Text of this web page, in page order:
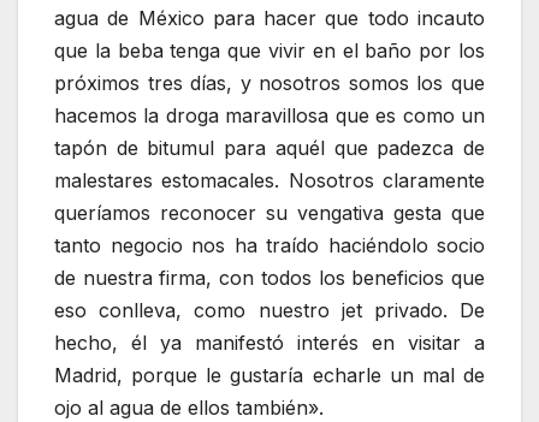
agua de México para hacer que todo incauto
que la beba tenga que vivir en el baño por los
próximos tres días, y nosotros somos los que
hacemos la droga maravillosa que es como un
tapón de bitumul para aquél que padezca de
malestares estomacales. Nosotros claramente
queríamos reconocer su vengativa gesta que
tanto negocio nos ha traído haciéndolo socio
de nuestra firma, con todos los beneficios que
eso conlleva, como nuestro jet privado. De
hecho, él ya manifestó interés en visitar a
Madrid, porque le gustaría echarle un mal de
ojo al agua de ellos también».